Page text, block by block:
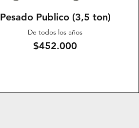
Pesado Publico (3,5 ton)
De todos los años
$452.000